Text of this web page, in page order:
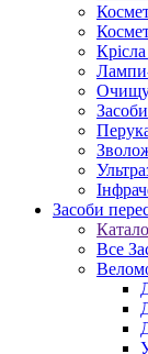
Лампи-
Засоби
Все